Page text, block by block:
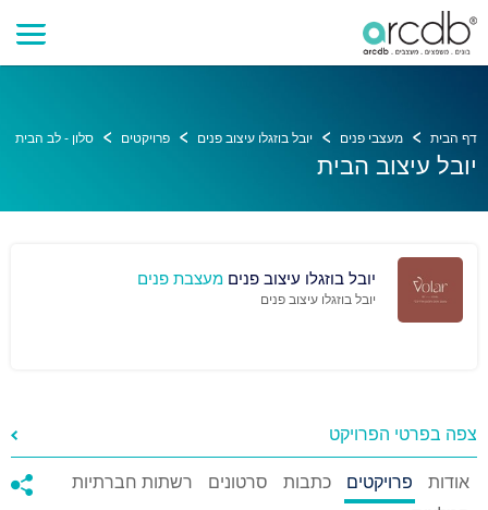
דף הבית מעצבי פנים יובל בוזגלו עיצוב פנים פרויקטים סלון - לב הבית
יובל עיצוב הבית
יובל בוזגלו עיצוב פנים מעצבת פנים
יובל בוזגלו עיצוב פנים
צפה בפרטי הפרויקט
אודות פרויקטים כתבות סרטונים
רשתות חברתיות